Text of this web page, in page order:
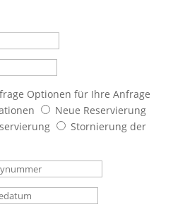
Optionen für Ihre Anfrage
Neue Reservierung
Stornierung der